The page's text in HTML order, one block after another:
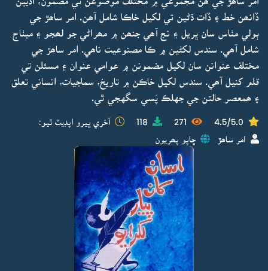
ڏانھن خط ۽ ڏات ڌڻين تي لکيل خاڪا شامل آھن. امر ساھڙ جي
ٻولي مٺاس سان ڀريل ۽ نج آھي جنھن ۾ مھراڻي جو لھجو ۽ ميٺاج
شامل آھي. سندس لکڻين ۾ ڪا مصنوعيت ناھي. امر ساھڙ جي
مختلف عنوانن سان لکيل مضمونن ۾ عوامي عنوان ۽ مسئلن تي
قلم کنيل آھي. سندس لکيل خاڪن ۾ تاريخ، سماجيات، انساني تعلق
۽ ھمعصر حالتن جي جهلڪ پَسي سگهجي ٿي.
4.5/5.0
271
118 آخري ڀيرو اپڊيٽ ٿيو:
امر ساھڙ ڇاپو پھريون